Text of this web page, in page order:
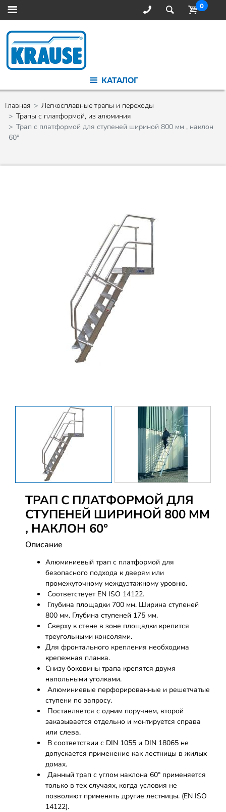
0
КАТАЛОГ
Главная
Легкосплавные трапы и переходы
Трапы с платформой, из алюминия
Трап с платформой для ступеней шириной 800 мм , наклон
60°
ТРАП С ПЛАТФОРМОЙ ДЛЯ
СТУПЕНЕЙ ШИРИНОЙ 800 ММ
, НАКЛОН 60°
Описание
Алюминиевый трап с платформой для
безопасного подхода к дверям или
промежуточному междуэтажному уровню.
Соответствует EN ISO 14122.
Глубина площадки 700 мм. Ширина ступеней
800 мм. Глубина ступеней 175 мм.
Сверху к стене в зоне площадки крепится
треугольными консолями.
Для фронтального крепления необходима
крепежная планка.
Снизу боковины трапа крепятся двумя
напольными уголками.
Алюминиевые перфорированные и решетчатые
ступени по запросу.
Поставляется с одним поручнем, второй
заказывается отдельно и монтируется справа
или слева.
В соответствии с DIN 1055 и DIN 18065 не
допускается применение как лестницы в жилых
домах.
Данный трап с углом наклона 60° применяется
только в тех случаях, когда условия не
позволяют применять другие лестницы. (EN ISO
14122).